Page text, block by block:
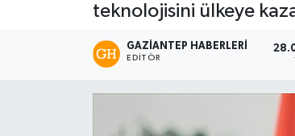
teknolojisini ülkeye
GAZIANTEP HABERLERI
EDITÖR